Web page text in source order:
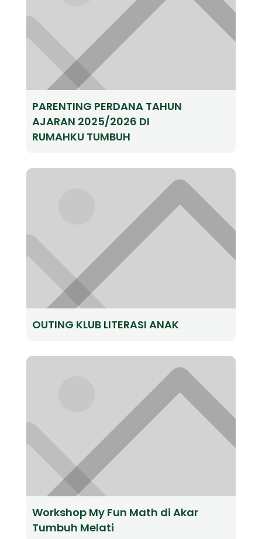
PARENTING PERDANA TAHUN
AJARAN 2025/2026 DI
RUMAHKU TUMBUH
OUTING KLUB LITERASI ANAK
Workshop My Fun Math di Akar
Tumbuh Melati